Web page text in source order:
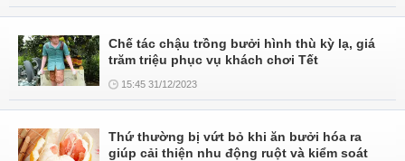
Chế tác chậu trồng bưởi hình thù kỳ lạ, giá
trăm triệu phục vụ khách chơi Tết
15:45 31/12/2023
Thứ thường bị vứt bỏ khi ăn bưởi hóa ra
giúp cải thiện nhu động ruột và kiểm soát